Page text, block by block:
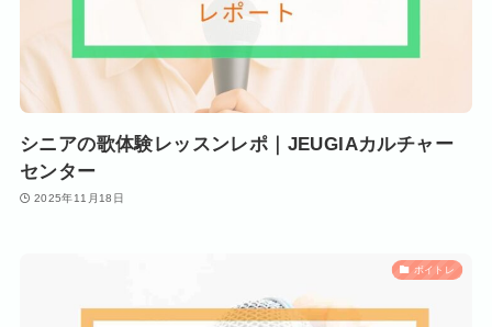
シニアの歌体験レッスンレポ｜JEUGIAカルチャー
センター
2025年11月18日
ボイトレ